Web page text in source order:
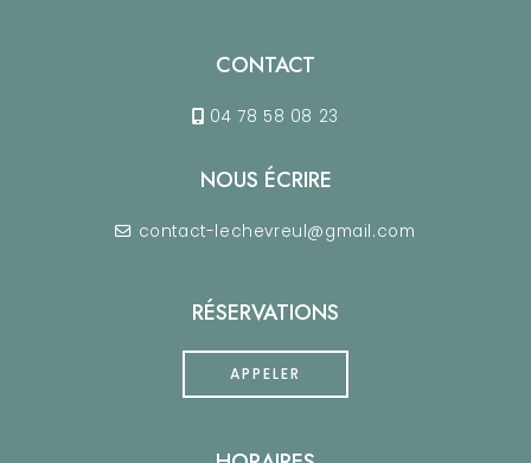
CONTACT
04 78 58 08 23
NOUS ÉCRIRE
contact-lechevreul@gmail.com
RÉSERVATIONS
APPELER